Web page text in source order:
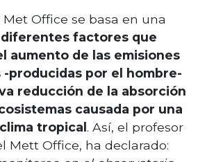
Office se basa en una
diferentes factores que
aumento de las emisiones
producidas por el hombre-
reducción de la absorción
causada por una
tropical . Así, el profesor
Mett Office, ha declarado: